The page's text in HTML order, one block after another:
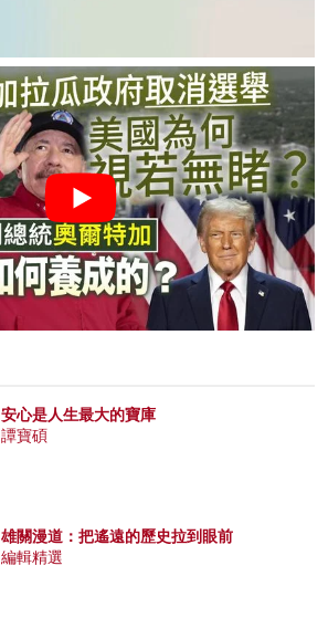
安心是人生最大的寶庫
譚寶碩
雄關漫道：把遙遠的歷史拉到眼前
編輯精選